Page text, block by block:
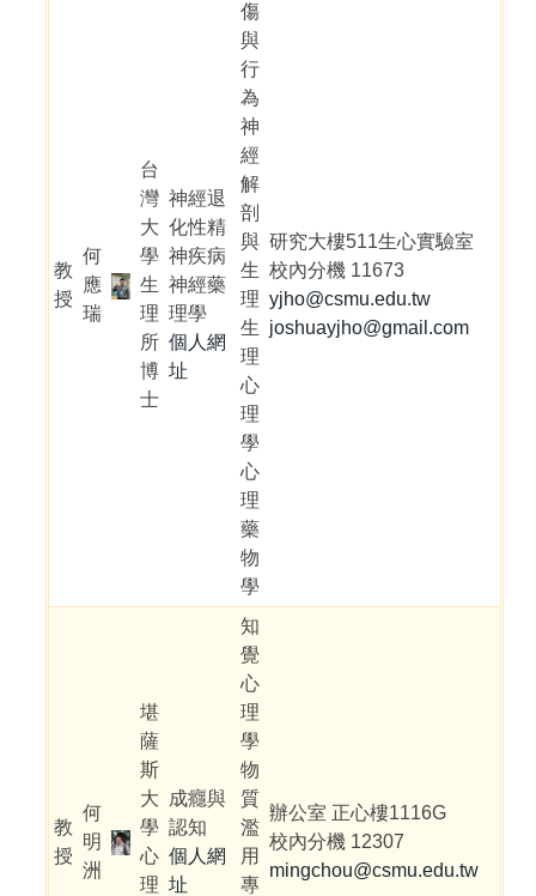
教
授
何
應
瑞
台
灣
大
學
生
理
所
博
士
神經退
化性精
神疾病
神經藥
理學
個人網
址
傷
與
行
為
神
經
解
剖
與
生
理
生
理
心
理
學
心
理
藥
物
學
研究大樓511生心實驗室
校內分機 11673
yjho@csmu.edu.tw
joshuayjho@gmail.com
教
授
何
明
洲
堪
薩
斯
大
學
心
理
成癮與
認知
個人網
址
知
覺
心
理
學
物
質
濫
用
專
辦公室 正心樓1116G
校內分機 12307
mingchou@csmu.edu.tw